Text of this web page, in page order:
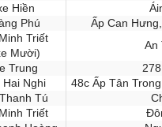
Hiền
Phú
Ấp Can
Triết
Mười)
An
Trung
Nghi
48c Ấp Tân
Tú
Triết